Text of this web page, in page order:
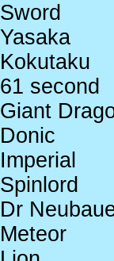
Sword
Yasaka
Kokutaku
61 second
Giant
Donic
Imperial
Spinlord
Dr
Meteor